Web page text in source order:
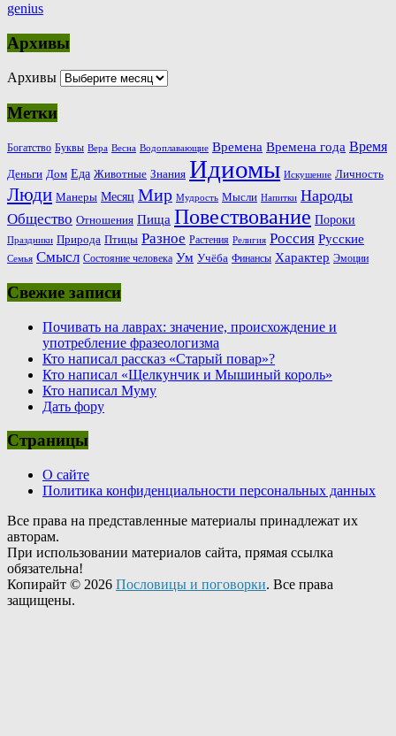
genius
Архивы
Архивы
Метки
Богатство Буквы Вера Весна Водоплавающие Времена Времена года Время
Деньги Дом Еда Животные Знания Идиомы Искушение Личность
Люди Манеры Месяц Мир Мудрость Мысли Напитки Народы
Общество Отношения Пища Повествование Пороки
Праздники Природа Птицы Разное Растения Религия Россия Русские
Семья Смысл Состояние человека Ум Учёба Финансы Характер Эмоции
Свежие записи
Почивать на лаврах: значение, происхождение и
употребление фразеологизма
Кто написал рассказ «Старый повар»?
Кто написал «Щелкунчик и Мышиный король»
Кто написал Муму
Дать фору
Страницы
О сайте
Политика конфиденциальности персональных данных
Все права на представленные материалы принадлежат их
авторам.
При использовании материалов сайта, прямая ссылка
обязательна!
Копирайт © 2026 Пословицы и поговорки. Все права
защищены.